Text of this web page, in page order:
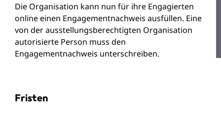
Die Organisation kann nun für ihre Engagierten
online einen Engagementnachweis ausfüllen. Eine
von der ausstellungsberechtigten Organisation
autorisierte Person muss den
Engagementnachweis unterschreiben.
Fristen